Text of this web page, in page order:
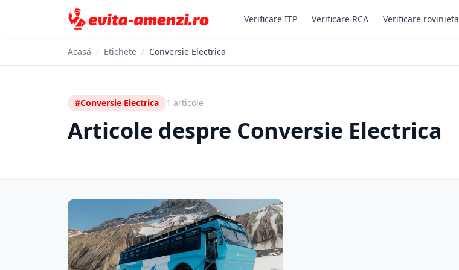
Verificare ITP Verificare RCA Verificare rovinieta
Acasă / Etichete / Conversie Electrica
#Conversie Electrica 1 articole
Articole despre Conversie Electrica